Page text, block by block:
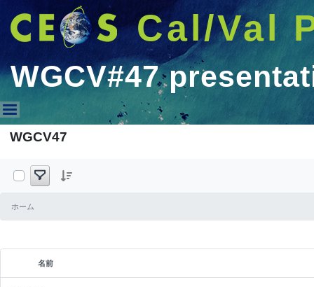
Cal/Val
WGCV#47
WGCV#47 presentations
WGCV47
ホーム
名前